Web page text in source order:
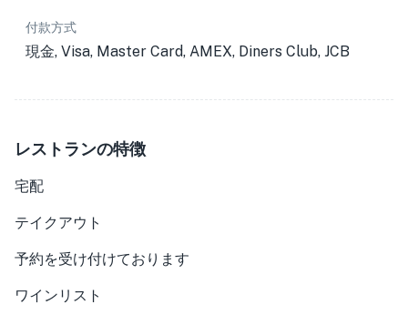
付款方式
現金, Visa, Master Card, AMEX, Diners Club, JCB
レストランの特徴
宅配
テイクアウト
予約を受け付けております
ワインリスト